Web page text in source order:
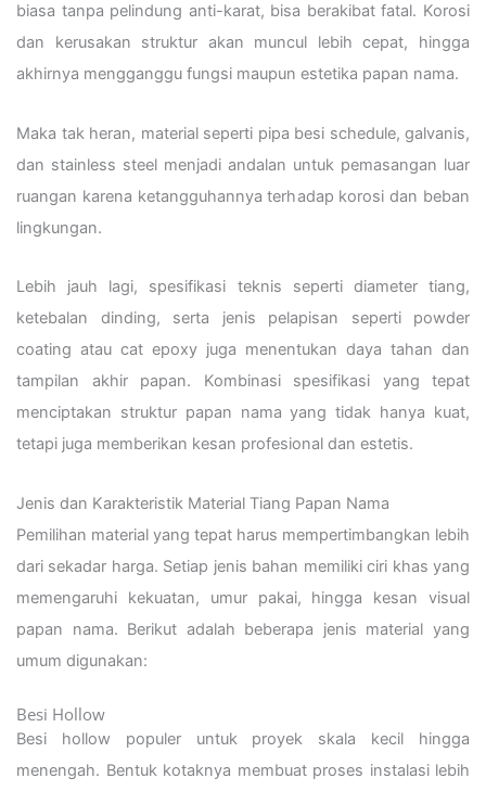
biasa tanpa pelindung anti-karat, bisa berakibat fatal. Korosi
dan kerusakan struktur akan muncul lebih cepat, hingga
akhirnya mengganggu fungsi maupun estetika papan nama.
Maka tak heran, material seperti pipa besi schedule, galvanis,
dan stainless steel menjadi andalan untuk pemasangan luar
ruangan karena ketangguhannya terhadap korosi dan beban
lingkungan.
Lebih jauh lagi, spesifikasi teknis seperti diameter tiang,
ketebalan dinding, serta jenis pelapisan seperti powder
coating atau cat epoxy juga menentukan daya tahan dan
tampilan akhir papan. Kombinasi spesifikasi yang tepat
menciptakan struktur papan nama yang tidak hanya kuat,
tetapi juga memberikan kesan profesional dan estetis.
Jenis dan Karakteristik Material Tiang Papan Nama
Pemilihan material yang tepat harus mempertimbangkan lebih
dari sekadar harga. Setiap jenis bahan memiliki ciri khas yang
memengaruhi kekuatan, umur pakai, hingga kesan visual
papan nama. Berikut adalah beberapa jenis material yang
umum digunakan:
Besi Hollow
Besi hollow populer untuk proyek skala kecil hingga
menengah. Bentuk kotaknya membuat proses instalasi lebih